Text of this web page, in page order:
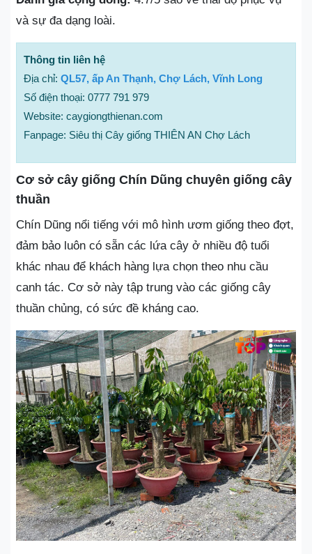
và sự đa dạng loài.
Thông tin liên hệ
Địa chỉ: QL57, ấp An Thạnh, Chợ Lách, Vĩnh Long
Số điện thoại: 0777 791 979
Website: caygiongthienan.com
Fanpage: Siêu thị Cây giống THIÊN AN Chợ Lách
Cơ sở cây giống Chín Dũng chuyên giống cây
thuần
Chín Dũng nổi tiếng với mô hình ươm giống theo đợt,
đảm bảo luôn có sẵn các lứa cây ở nhiều độ tuổi
khác nhau để khách hàng lựa chọn theo nhu cầu
canh tác. Cơ sở này tập trung vào các giống cây
thuần chủng, có sức đề kháng cao.